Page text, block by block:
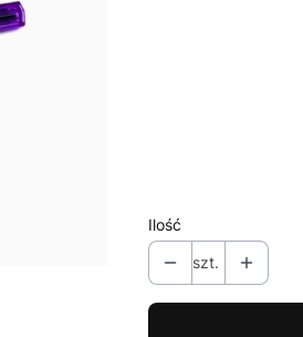
Ilość
szt.